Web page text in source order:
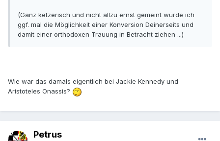
(Ganz ketzerisch und nicht allzu ernst gemeint würde ich
ggf. mal die Möglichkeit einer Konversion Deinerseits und
damit einer orthodoxen Trauung in Betracht ziehen ...)
Wie war das damals eigentlich bei Jackie Kennedy und
Aristoteles Onassis?
Petrus